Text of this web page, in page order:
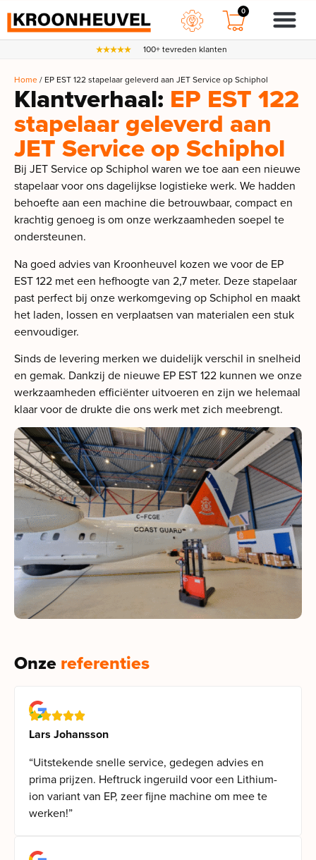
0
100+ tevreden klanten
Home/ EP EST 122 stapelaar geleverd aan JET Service op Schiphol
Klantverhaal: EP EST 122
stapelaar geleverd aan
JET Service op Schiphol
Bij JET Service op Schiphol waren we toe aan een nieuwe
stapelaar voor ons dagelijkse logistieke werk. We hadden
behoefte aan een machine die betrouwbaar, compact en
krachtig genoeg is om onze werkzaamheden soepel te
ondersteunen.
Na goed advies van Kroonheuvel kozen we voor de EP
EST 122 met een hefhoogte van 2,7 meter. Deze stapelaar
past perfect bij onze werkomgeving op Schiphol en maakt
het laden, lossen en verplaatsen van materialen een stuk
eenvoudiger.
Sinds de levering merken we duidelijk verschil in snelheid
en gemak. Dankzij de nieuwe EP EST 122 kunnen we onze
werkzaamheden efficiënter uitvoeren en zijn we helemaal
klaar voor de drukte die ons werk met zich meebrengt.
Onzereferenties
Lars Johansson
“Uitstekende snelle service, gedegen advies en
prima prijzen. Heftruck ingeruild voor een Lithium-
ion variant van EP, zeer fijne machine om mee te
werken!”